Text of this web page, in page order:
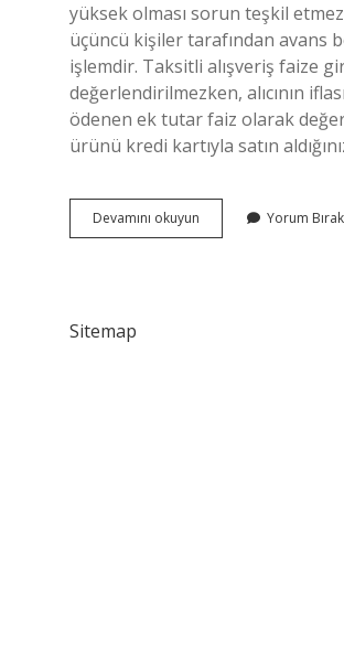
yüksek olması sorun teşkil
üçüncü kişiler tarafından avans
işlemdir. Taksitli alışveriş faize
değerlendirilmezken, alıcının
ödenen ek tutar faiz olarak
ürünü kredi kartıyla satın
Devamını okuyun
Fiyatına
Yorum Bırak
Sitemap